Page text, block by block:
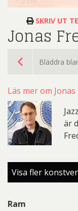
SKRIV UT
Jonas
Bläddra
Läs mer om Jonas
är
Visa fler
Ram